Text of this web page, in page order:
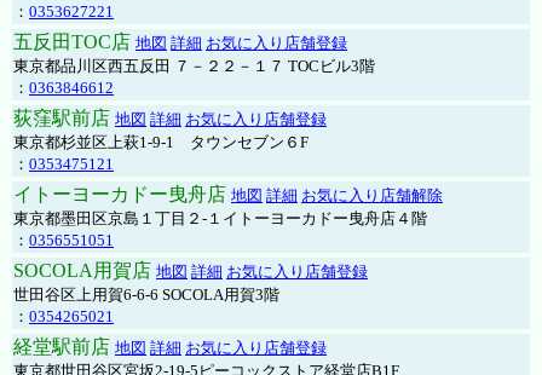
： 0353627221
五反田TOC店 地図 詳細 お気に入り店舗登録
東京都品川区西五反田 ７－２２－１７ TOCビル3階
： 0363846612
荻窪駅前店 地図 詳細 お気に入り店舗登録
東京都杉並区上萩1-9-1 タウンセブン６F
： 0353475121
イトーヨーカドー曳舟店 地図 詳細 お気に入り店舗解除
東京都墨田区京島１丁目２-１イトーヨーカドー曳舟店４階
： 0356551051
SOCOLA用賀店 地図 詳細 お気に入り店舗登録
世田谷区上用賀6-6-6 SOCOLA用賀3階
： 0354265021
経堂駅前店 地図 詳細 お気に入り店舗登録
東京都世田谷区宮坂2-19-5ピーコックストア経堂店B1F